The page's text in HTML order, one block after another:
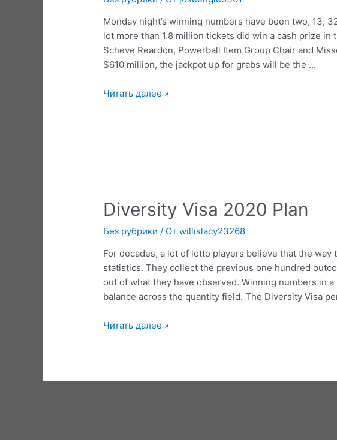
Monday night’s winning numbers have been two, 13,
lot more than 1.8 million tickets did win a cash prize
Scheve Reardon, Powerball Item Group Chair and
$610 million, the jackpot up for grabs will be the …
Three
Sold
Читать далее »
Diversity Visa 2020 Plan
Без рубрики / От willislacy23268
For decades, a lot of lotto players believe that the
statistics. They collect the previous one hundred
out of what they have observed. Winning numbers in
balance across the quantity field. The Diversity Visa
Diversity
Читать далее »